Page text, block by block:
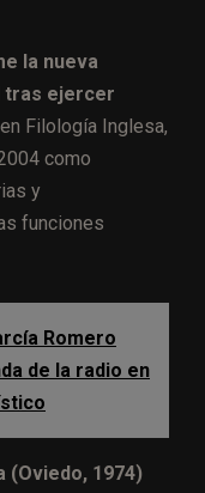
la nueva
tras ejercer
Filología Inglesa,
como
y
funciones
Romero
de la radio en
(Oviedo, 1974)